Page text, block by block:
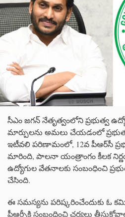
సీఎం జగన్ నేతృత్వంలోని ప్రభుత్వ
మార్పులను అమలు చేయడంలో
ఇటీవలి పరిణామంలో, 12వ పీఆర్‌సీ
మారింది, పాలనా యంత్రాంగం కీలక
ఉద్యోగుల వేతనాలకు సంబంధించి
చేసింది.
ఈ సమస్యను పరిష్కరించేందుకు ఓ
పీఆర్సీకి సంబంధించి చర్యలు